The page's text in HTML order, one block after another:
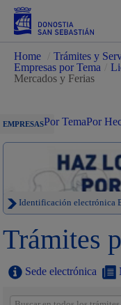
Home Trámites y
Empresas por Tema
Mercados y Ferias
EMPRESASPor TemaPor
Identificación electrónica
Trámites
Sede electrónica